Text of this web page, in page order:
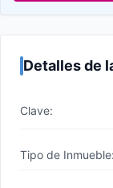
Detalles de
Clave:
Tipo de Inmueble: